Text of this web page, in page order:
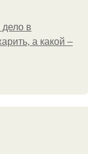
в
а какой –